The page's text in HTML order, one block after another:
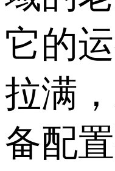
它的
拉满
备配